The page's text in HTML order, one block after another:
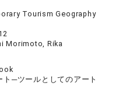
Tourism Geography
Morimoto, Rika
ト─ツールとしてのアート